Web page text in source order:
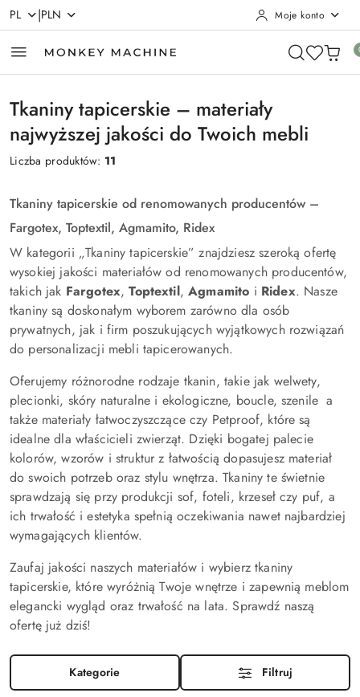
Przejdź do treści głównej
Przejdź do wyszukiwarki
Przejdź do moje konto
Przejdź do menu głównego
Przejdź do stopki
PL |PLN Moje konto
Tkaniny tapicerskie – materiały
najwyższej jakości do Twoich mebli
Liczba produktów: 11
Tkaniny tapicerskie od renomowanych producentów –
Fargotex, Toptextil, Agmamito, Ridex
W kategorii „Tkaniny tapicerskie” znajdziesz szeroką ofertę
wysokiej jakości materiałów od renomowanych producentów,
takich jak Fargotex,Toptextil,Agmamito i Ridex. Nasze
tkaniny są doskonałym wyborem zarówno dla osób
prywatnych, jak i firm poszukujących wyjątkowych rozwiązań
do personalizacji mebli tapicerowanych.
Oferujemy różnorodne rodzaje tkanin, takie jak welwety,
plecionki, skóry naturalne i ekologiczne, boucle, szenile a
także materiały łatwoczyszczące czy Petproof, które są
idealne dla właścicieli zwierząt. Dzięki bogatej palecie
kolorów, wzorów i struktur z łatwością dopasujesz materiał
do swoich potrzeb oraz stylu wnętrza. Tkaniny te świetnie
sprawdzają się przy produkcji sof, foteli, krzeseł czy puf, a
ich trwałość i estetyka spełnią oczekiwania nawet najbardziej
wymagających klientów.
Zaufaj jakości naszych materiałów i wybierz tkaniny
tapicerskie, które wyróżnią Twoje wnętrze i zapewnią meblom
elegancki wygląd oraz trwałość na lata. Sprawdź naszą
ofertę już dziś!
Kategorie Filtruj